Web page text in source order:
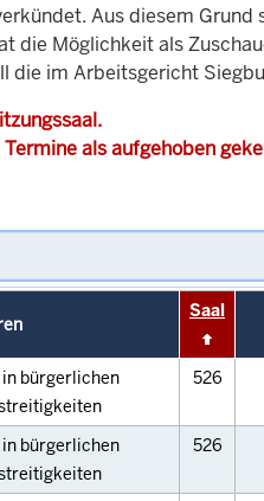
Aus diesem Grund
die Möglichkeit als
die im Arbeitsgericht
als aufgehoben
Saal
in bürgerlichen
526
in bürgerlichen
526